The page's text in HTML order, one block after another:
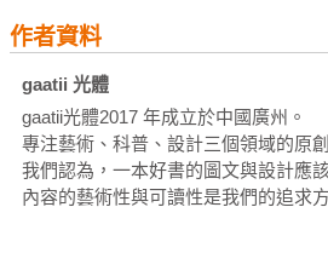
眼神相遇的字體設計
妖山混血盃的字體設計
RTO 365 的字體設計
Chris Jordan 的字體設計
萬　實驗室的字體設計
Wonderful Space for All 的字體設計
作者資料
gaatii 光體
gaatii光體2017 年成立於中國廣州。
專注藝術、科普、設計三個領域的原
我們認為，一本好書的圖文與設計應
內容的藝術性與可讀性是我們的追求